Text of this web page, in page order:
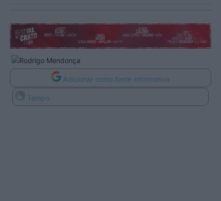
Adicionar como fonte informativa
Tempo